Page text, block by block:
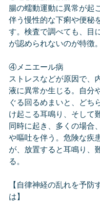
腸の蠕動運動に異常が起
伴う慢性的な下痢や便秘
す。検査で調べても、目
が認められないのが特徴。
④メニエール病
ストレスなどが原因で、
液に異常か生じる。自分
ぐる回るめまいと、どち
け起こる耳鳴り、そして
同時に起き、多くの場合
や嘔吐を伴う。危険な疾
が、放置すると耳鳴り、
る。
【自律神経の乱れを予防
は】